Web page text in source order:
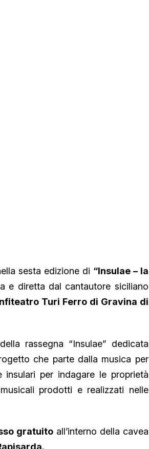
sesta edizione di “Insulae – la
e diretta dal cantautore siciliano
Turi Ferro di Gravina di
rassegna “Insulae” dedicata
che parte dalla musica per
per indagare le proprietà
prodotti e realizzati nelle
gratuito all’interno della cavea